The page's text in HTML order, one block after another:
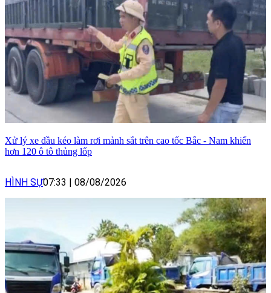
Xử lý xe đầu kéo làm rơi mảnh sắt trên cao tốc Bắc - Nam khiến
hơn 120 ô tô thủng lốp
HÌNH SỰ07:33 | 08/08/2026